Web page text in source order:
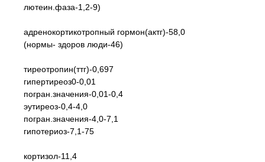
лютеин.фаза-1,2-9)
адренокортикотропный гормон(актг)-58,0
(нормы- здоров люди-46)
тиреотропин(ттг)-0,697
гипертиреоз0-0,01
погран.значения-0,01-0,4
эутиреоз-0,4-4,0
погран.значения-4,0-7,1
гипотериоз-7,1-75
кортизол-11,4